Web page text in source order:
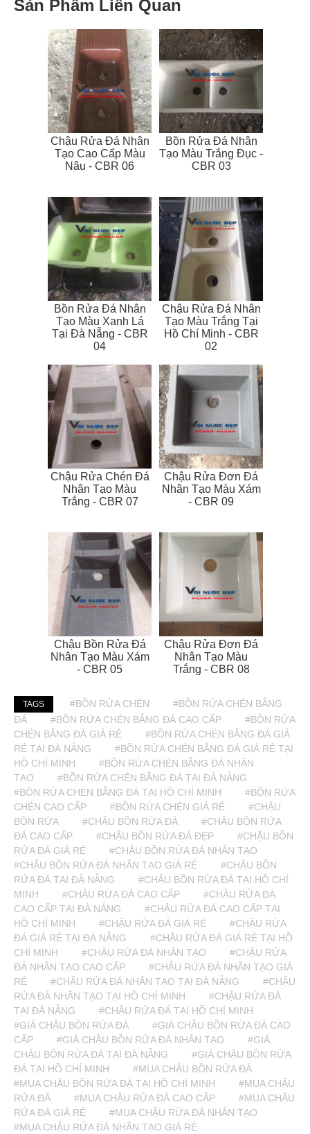
Sản Phẩm Liên Quan
Chậu Rửa Đá Nhân
Tạo Cao Cấp Màu
Nâu - CBR 06
Bồn Rửa Đá Nhân
Tạo Màu Trắng Đục -
CBR 03
Bồn Rửa Đá Nhân
Tạo Màu Xanh Lá
Tại Đà Nẵng - CBR
04
Chậu Rửa Đá Nhân
Tạo Màu Trắng Tại
Hồ Chí Minh - CBR
02
Chậu Rửa Chén Đá
Nhân Tạo Màu
Trắng - CBR 07
Chậu Rửa Đơn Đá
Nhân Tạo Màu Xám
- CBR 09
Chậu Bồn Rửa Đá
Nhân Tạo Màu Xám
- CBR 05
Chậu Rửa Đơn Đá
Nhân Tạo Màu
Trắng - CBR 08
TAGS #BỒN RỬA CHÉN
#BỒN RỬA CHÉN BẰNG
ĐÁ
#BỒN RỬA CHÉN BẰNG ĐÁ CAO CẤP
#BỒN RỬA
CHÉN BẰNG ĐÁ GIÁ RẺ
#BỒN RỬA CHÉN BẰNG ĐÁ GIÁ
RẺ TẠI ĐÀ NẴNG
#BỒN RỬA CHÉN BẰNG ĐÁ GIÁ RẺ TẠI
HỒ CHÍ MINH
#BỒN RỬA CHÉN BẰNG ĐÁ NHÂN
TẠO
#BỒN RỬA CHÉN BẰNG ĐÁ TẠI ĐÀ NẴNG
#BỒN RỬA CHÉN BẰNG ĐÁ TẠI HỒ CHÍ MINH
#BỒN RỬA
CHÉN CAO CẤP
#BỒN RỬA CHÉN GIÁ RẺ
#CHẬU
BỒN RỬA
#CHẬU BỒN RỬA ĐÁ
#CHẬU BỒN RỬA
ĐÁ CAO CẤP
#CHẬU BỒN RỬA ĐÁ ĐẸP
#CHẬU BỒN
RỬA ĐÁ GIÁ RẺ
#CHẬU BỒN RỬA ĐÁ NHÂN TẠO
#CHẬU BỒN RỬA ĐÁ NHÂN TẠO GIÁ RẺ
#CHẬU BỒN
RỬA ĐÁ TẠI ĐÀ NẴNG
#CHẬU BỒN RỬA ĐÁ TẠI HỒ CHÍ
MINH
#CHẬU RỬA ĐÁ CAO CẤP
#CHẬU RỬA ĐÁ
CAO CẤP TẠI ĐÀ NẴNG
#CHẬU RỬA ĐÁ CAO CẤP TẠI
HỒ CHÍ MINH
#CHẬU RỬA ĐÁ GIÁ RẺ
#CHẬU RỬA
ĐÁ GIÁ RẺ TẠI ĐÀ NẴNG
#CHẬU RỬA ĐÁ GIÁ RẺ TẠI HỒ
CHÍ MINH
#CHẬU RỬA ĐÁ NHÂN TẠO
#CHẬU RỬA
ĐÁ NHÂN TẠO CAO CẤP
#CHẬU RỬA ĐÁ NHÂN TẠO GIÁ
RẺ
#CHẬU RỬA ĐÁ NHÂN TẠO TẠI ĐÀ NẴNG
#CHẬU
RỬA ĐÁ NHÂN TẠO TẠI HỒ CHÍ MINH
#CHẬU RỬA ĐÁ
TẠI ĐÀ NẴNG
#CHẬU RỬA ĐÁ TẠI HỒ CHÍ MINH
#GIÁ CHẬU BỒN RỬA ĐÁ
#GIÁ CHẬU BỒN RỬA ĐÁ CAO
CẤP
#GIÁ CHẬU BỒN RỬA ĐÁ NHÂN TẠO
#GIÁ
CHẬU BỒN RỬA ĐÁ TẠI ĐÀ NẴNG
#GIÁ CHẬU BỒN RỬA
ĐÁ TẠI HỒ CHÍ MINH
#MUA CHẬU BỒN RỬA ĐÁ
#MUA CHẬU BỒN RỬA ĐÁ TẠI HỒ CHÍ MINH
#MUA CHẬU
RỬA ĐÁ
#MUA CHẬU RỬA ĐÁ CAO CẤP
#MUA CHẬU
RỬA ĐÁ GIÁ RẺ
#MUA CHẬU RỬA ĐÁ NHÂN TẠO
#MUA CHẬU RỬA ĐÁ NHÂN TẠO GIÁ RẺ